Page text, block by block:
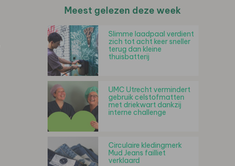
Meest gelezen deze week
Slimme laadpaal verdient
zich tot acht keer sneller
terug dan kleine
thuisbatterij
UMC Utrecht vermindert
gebruik celstofmatten
met driekwart dankzij
interne challenge
Circulaire kledingmerk
Mud Jeans failliet
verklaard